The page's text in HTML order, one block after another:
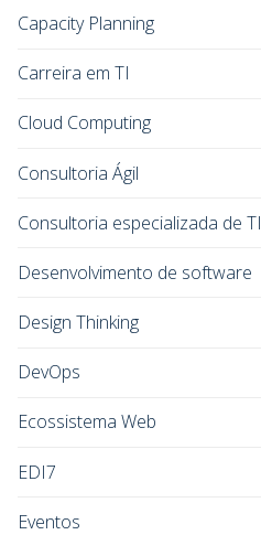
Capacity Planning
Carreira em TI
Cloud Computing
Consultoria Ágil
Consultoria especializada de TI
Desenvolvimento de software
Design Thinking
DevOps
Ecossistema Web
EDI7
Eventos